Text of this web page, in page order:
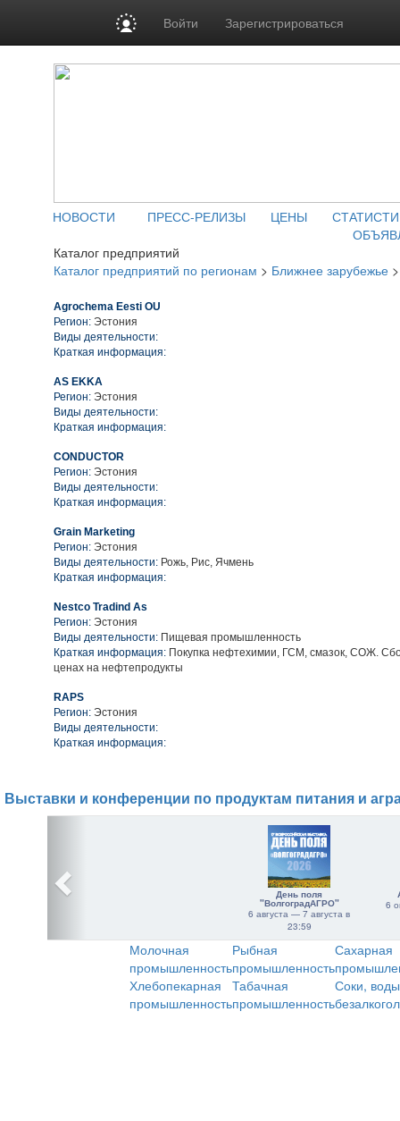
Войти Зарегистрироваться
НОВОСТИ ПРЕСС-РЕЛИЗЫ ЦЕНЫ
Каталог предприятий
Каталог предприятий по регионам > Ближнее зарубежье
Agrochema Eesti OU
Регион: Эстония
Виды деятельности:
Краткая информация:
AS EKKA
Регион: Эстония
Виды деятельности:
Краткая информация:
CONDUCTOR
Регион: Эстония
Виды деятельности:
Краткая информация:
Grain Marketing
Регион: Эстония
Виды деятельности: Рожь, Рис, Ячмень
Краткая информация:
Nestco Tradind As
Регион: Эстония
Виды деятельности: Пищевая промышленность
Краткая информация: Покупка нефтехимии, ГСМ, смазок, СОЖ.
ценах на нефтепродукты
RAPS
Регион: Эстония
Виды деятельности:
Краткая информация:
Выставки и конференции по продуктам питания и
День поля
"ВолгоградАГРО"
6 августа — 7 августа в
23:59
6
Молочная
промышленность
Рыбная
промышленность
Сахарная
Хлебопекарная
промышленность
Табачная
промышленность
Соки,